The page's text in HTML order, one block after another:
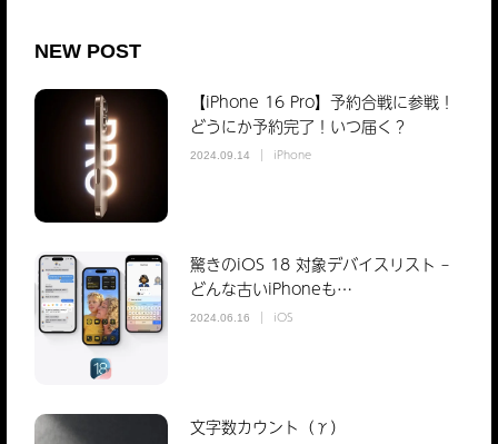
NEW POST
【iPhone 16 Pro】予約合戦に参戦！
どうにか予約完了！いつ届く？
2024.09.14 iPhone
驚きのiOS 18 対象デバイスリスト –
どんな古いiPhoneも…
2024.06.16 iOS
文字数カウント（γ）